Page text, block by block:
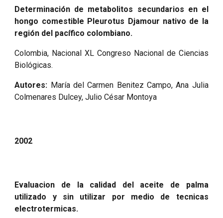
Determinación de metabolitos secundarios en el
hongo comestible Pleurotus Djamour nativo de la
región del pacífico colombiano.
Colombia, Nacional XL Congreso Nacional de Ciencias
Biológicas.
Autores: María del Carmen Benitez Campo, Ana Julia
Colmenares Dulcey, Julio César Montoya
2002
Evaluacion de la calidad del aceite de palma
utilizado y sin utilizar por medio de tecnicas
electrotermicas.